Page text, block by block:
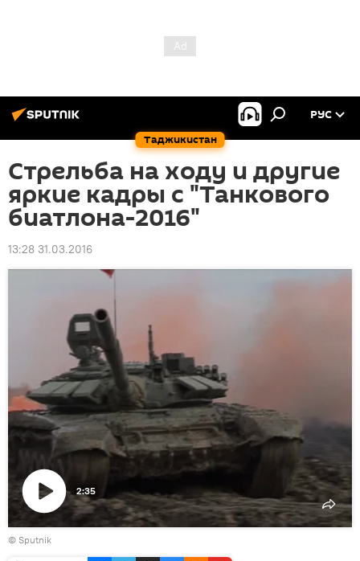
Таджикистан
РУС
Стрельба на ходу и другие
яркие кадры с "Танкового
биатлона-2016"
13:28 31.03.2016
Воспроизвести
видео
2:35
© Sputnik